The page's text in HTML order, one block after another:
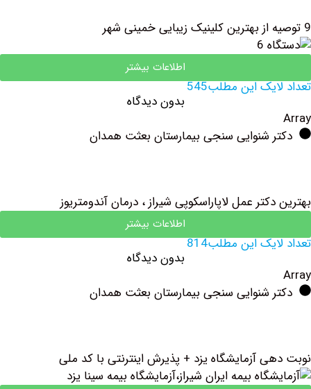
اطلاعات بیشتر
این مطلب545
بدون دیدگاه
شنوایی سنجی بیمارستان بعثت همدان
عمل لاپاراسکوپی شیراز ، درمان آندومتریوز
اطلاعات بیشتر
این مطلب814
بدون دیدگاه
شنوایی سنجی بیمارستان بعثت همدان
آزمایشگاه یزد + پذیرش اینترنتی با کد ملی